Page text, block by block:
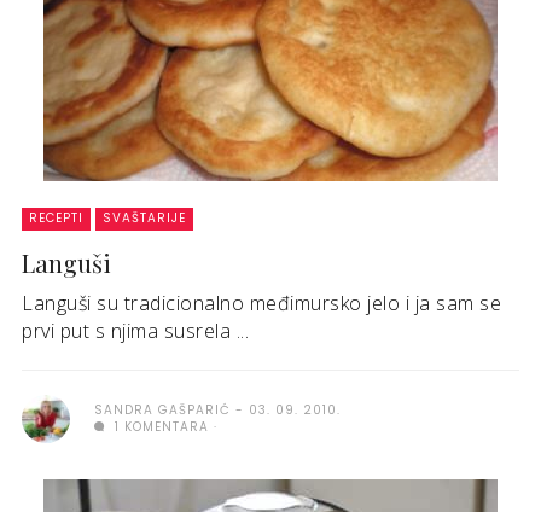
RECEPTI SVAŠTARIJE
Languši
Languši su tradicionalno međimursko jelo i ja sam se
prvi put s njima susrela ...
SANDRA GAŠPARIĆ
03. 09. 2010.
1 KOMENTARA